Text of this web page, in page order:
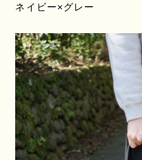
ネイビー×グレー